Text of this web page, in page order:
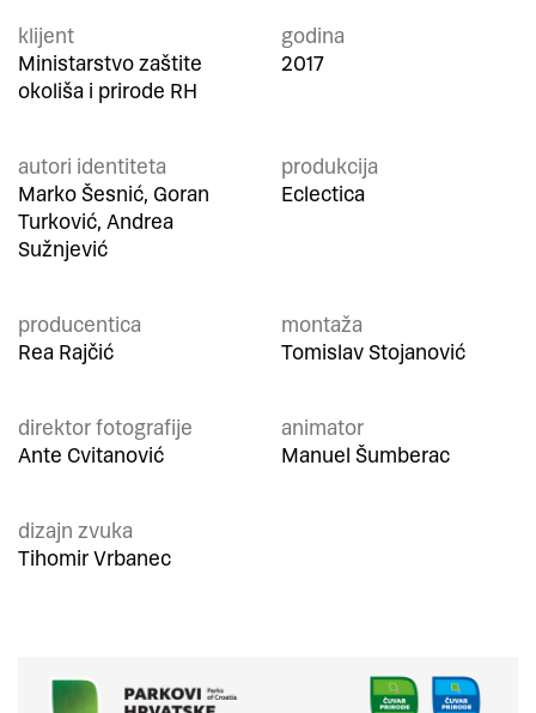
klijent
Ministarstvo zaštite
okoliša i prirode RH
godina
2017
autori identiteta
Marko Šesnić, Goran
Turković, Andrea
Sužnjević
produkcija
Eclectica
producentica
Rea Rajčić
montaža
Tomislav Stojanović
direktor fotografije
Ante Cvitanović
animator
Manuel Šumberac
dizajn zvuka
Tihomir Vrbanec